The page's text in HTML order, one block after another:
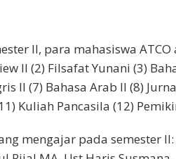
II, para mahasiswa
II (2) Filsafat Yunani (3)
II (7) Bahasa Arab II (8)
Kuliah Pancasila (12)
mengajar pada semester